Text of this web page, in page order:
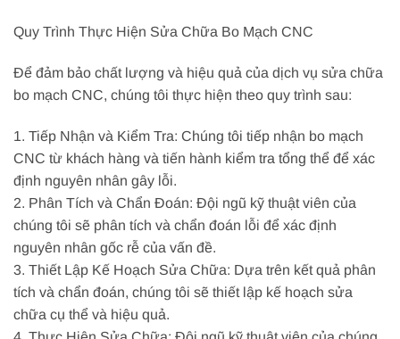
Quy Trình Thực Hiện Sửa Chữa Bo Mạch CNC
Để đảm bảo chất lượng và hiệu quả của dịch vụ sửa chữa
bo mạch CNC, chúng tôi thực hiện theo quy trình sau:
1. Tiếp Nhận và Kiểm Tra: Chúng tôi tiếp nhận bo mạch
CNC từ khách hàng và tiến hành kiểm tra tổng thể để xác
định nguyên nhân gây lỗi.
2. Phân Tích và Chẩn Đoán: Đội ngũ kỹ thuật viên của
chúng tôi sẽ phân tích và chẩn đoán lỗi để xác định
nguyên nhân gốc rễ của vấn đề.
3. Thiết Lập Kế Hoạch Sửa Chữa: Dựa trên kết quả phân
tích và chẩn đoán, chúng tôi sẽ thiết lập kế hoạch sửa
chữa cụ thể và hiệu quả.